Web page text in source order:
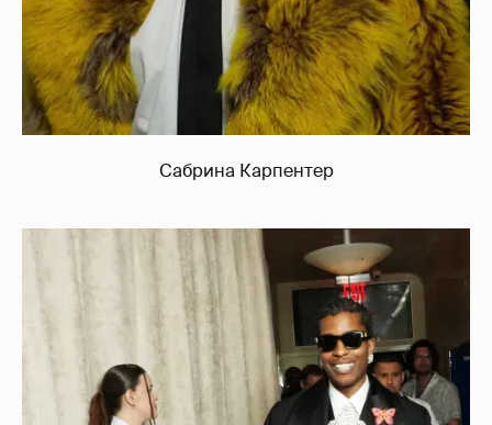
Сабрина Карпентер